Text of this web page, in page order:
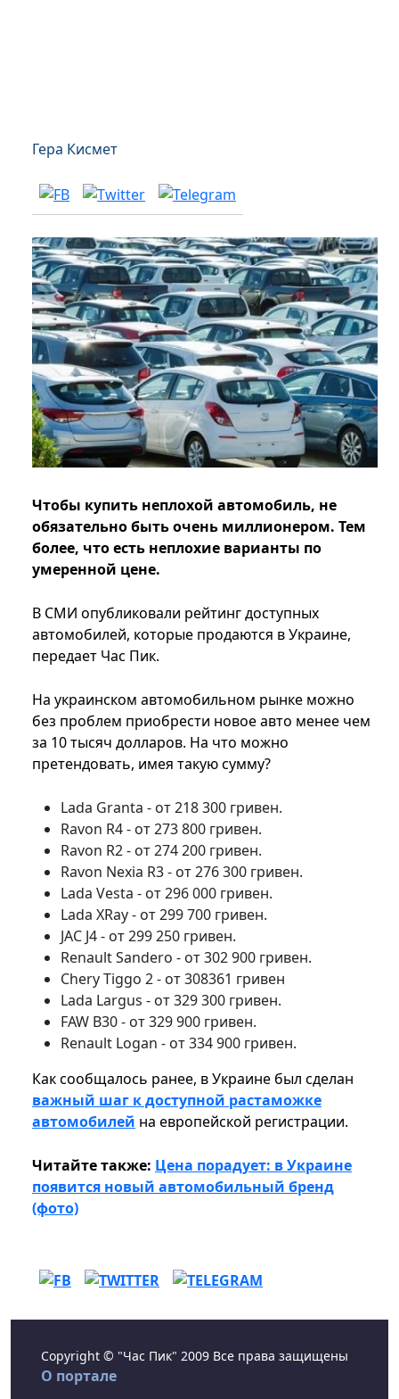
Гера Кисмет
Чтобы купить неплохой автомобиль, не
обязательно быть очень миллионером. Тем
более, что есть неплохие варианты по
умеренной цене.
В СМИ опубликовали рейтинг доступных
автомобилей, которые продаются в Украине,
передает Час Пик.
На украинском автомобильном рынке можно
без проблем приобрести новое авто менее чем
за 10 тысяч долларов. На что можно
претендовать, имея такую сумму?
Lada Granta - от 218 300 гривен.
Ravon R4 - от 273 800 гривен.
Ravon R2 - от 274 200 гривен.
Ravon Nexia R3 - от 276 300 гривен.
Lada Vesta - от 296 000 гривен.
Lada XRay - от 299 700 гривен.
JAC J4 - от 299 250 гривен.
Renault Sandero - от 302 900 гривен.
Chery Tiggo 2 - от 308361 гривен
Lada Largus - от 329 300 гривен.
FAW B30 - от 329 900 гривен.
Renault Logan - от 334 900 гривен.
Как сообщалось ранее, в Украине был сделан
важный шаг к доступной растаможке
автомобилей на европейской регистрации.
Читайте также: Цена порадует: в Украине
появится новый автомобильный бренд
(фото)
Copyright © "Час Пик" 2009 Все права защищены
О портале